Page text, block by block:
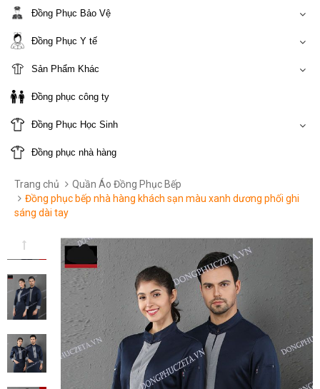
Đồng Phục Bảo Vệ
Đồng Phục Y tế
Sản Phẩm Khác
Đồng phục công ty
Đồng Phục Học Sinh
Đồng phục nhà hàng
Trang chủ
Quần Áo Đồng Phục Bếp
Đồng phục bếp nhà hàng khách sạn màu xanh dương phối ghi
sáng dài tay